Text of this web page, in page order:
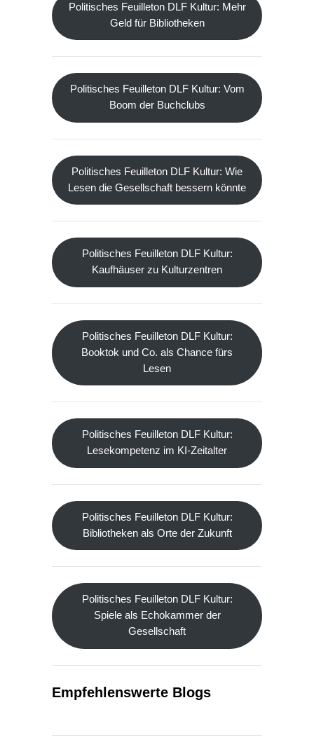
Politisches Feuilleton DLF Kultur: Mehr
Geld für Bibliotheken
Politisches Feuilleton DLF Kultur: Vom
Boom der Buchclubs
Politisches Feuilleton DLF Kultur: Wie
Lesen die Gesellschaft bessern könnte
Politisches Feuilleton DLF Kultur:
Kaufhäuser zu Kulturzentren
Politisches Feuilleton DLF Kultur:
Booktok und Co. als Chance fürs
Lesen
Politisches Feuilleton DLF Kultur:
Lesekompetenz im KI-Zeitalter
Politisches Feuilleton DLF Kultur:
Bibliotheken als Orte der Zukunft
Politisches Feuilleton DLF Kultur:
Spiele als Echokammer der
Gesellschaft
Empfehlenswerte Blogs